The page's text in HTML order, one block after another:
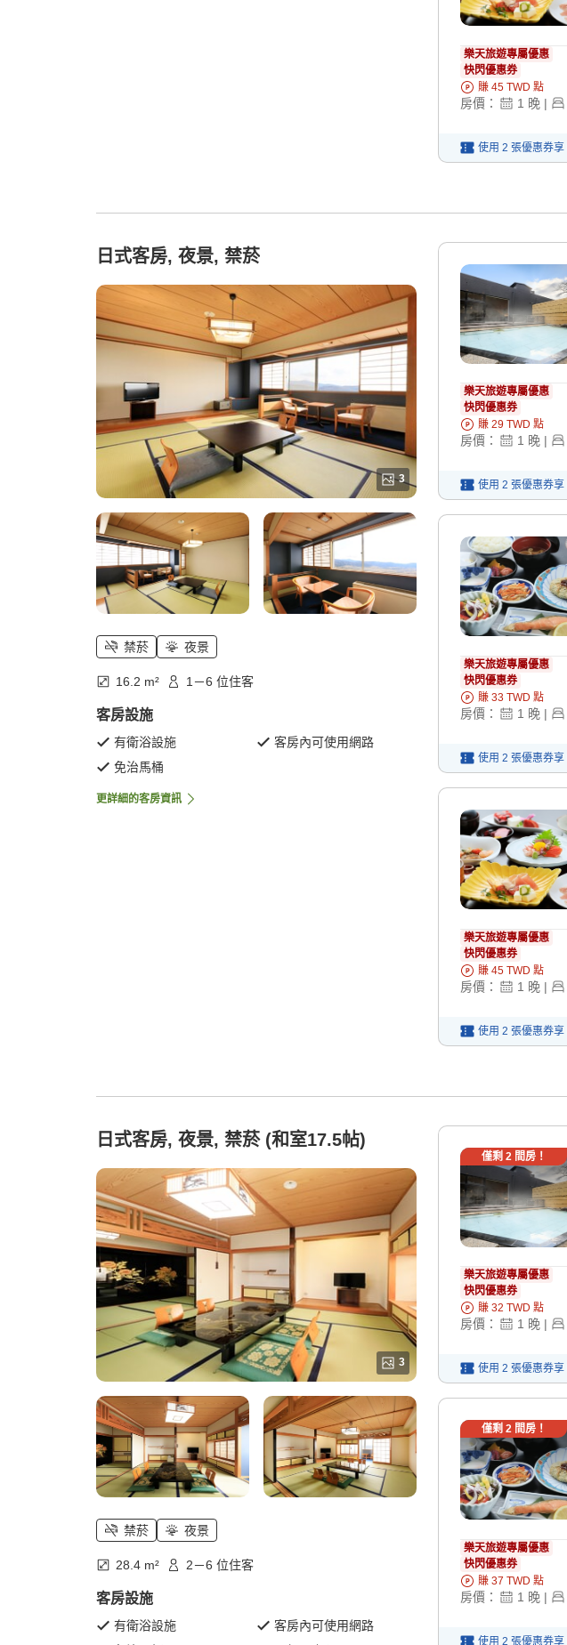
樂天旅遊專屬優惠
快閃優惠券
賺 45 TWD 點
房價： 1 晚 |
使用 2 張優惠券享
日式客房, 夜景, 禁菸
3
禁菸 夜景
16.2 m² 1－6 位住客
客房設施
有衛浴設施
客房內可使用網路
免治馬桶
更詳細的客房資訊
樂天旅遊專屬優惠
快閃優惠券
賺 29 TWD 點
房價： 1 晚 |
使用 2 張優惠券享
樂天旅遊專屬優惠
快閃優惠券
賺 33 TWD 點
房價： 1 晚 |
使用 2 張優惠券享
樂天旅遊專屬優惠
快閃優惠券
賺 45 TWD 點
房價： 1 晚 |
使用 2 張優惠券享
日式客房, 夜景, 禁菸 (和室17.5帖)
3
禁菸 夜景
28.4 m² 2－6 位住客
客房設施
有衛浴設施
客房內可使用網路
僅剩 2 間房！
樂天旅遊專屬優惠
快閃優惠券
賺 32 TWD 點
房價： 1 晚 |
使用 2 張優惠券享
僅剩 2 間房！
樂天旅遊專屬優惠
快閃優惠券
賺 37 TWD 點
房價： 1 晚 |
使用 2 張優惠券享